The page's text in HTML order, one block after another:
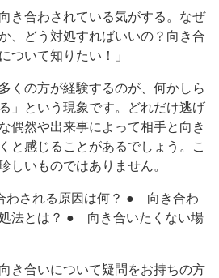
き合わされている気がする。なぜ
、どう対処すればいいの？向き合
ついて知りたい！」
くの方が経験するのが、何かしら
」という現象です。どれだけ逃げ
偶然や出来事によって相手と向き
と感じることがあるでしょう。こ
しいものではありません。
される原因は何？ ● 向き合わ
法とは？ ● 向き合いたくない場
き合いについて疑問をお持ちの方